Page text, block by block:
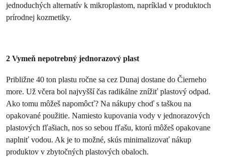
jednoduchých alternatív k mikroplastom, napríklad v produktoch
prírodnej kozmetiky.
2 Vymeň nepotrebný jednorazový plast
Približne 40 ton plastu ročne sa cez Dunaj dostane do Čierneho
more. Už včera bol najvyšší čas radikálne znížiť plastový odpad.
Ako tomu môžeš napomôcť? Na nákupy choď s taškou na
opakované použitie. Namiesto kupovania vody v jednorazových
plastových fľašiach, nos so sebou fľašu, ktorú môžeš opakovane
naplniť vodou. Ak je to možné, skús minimalizovať nákup
produktov v zbytočných plastových obaloch.